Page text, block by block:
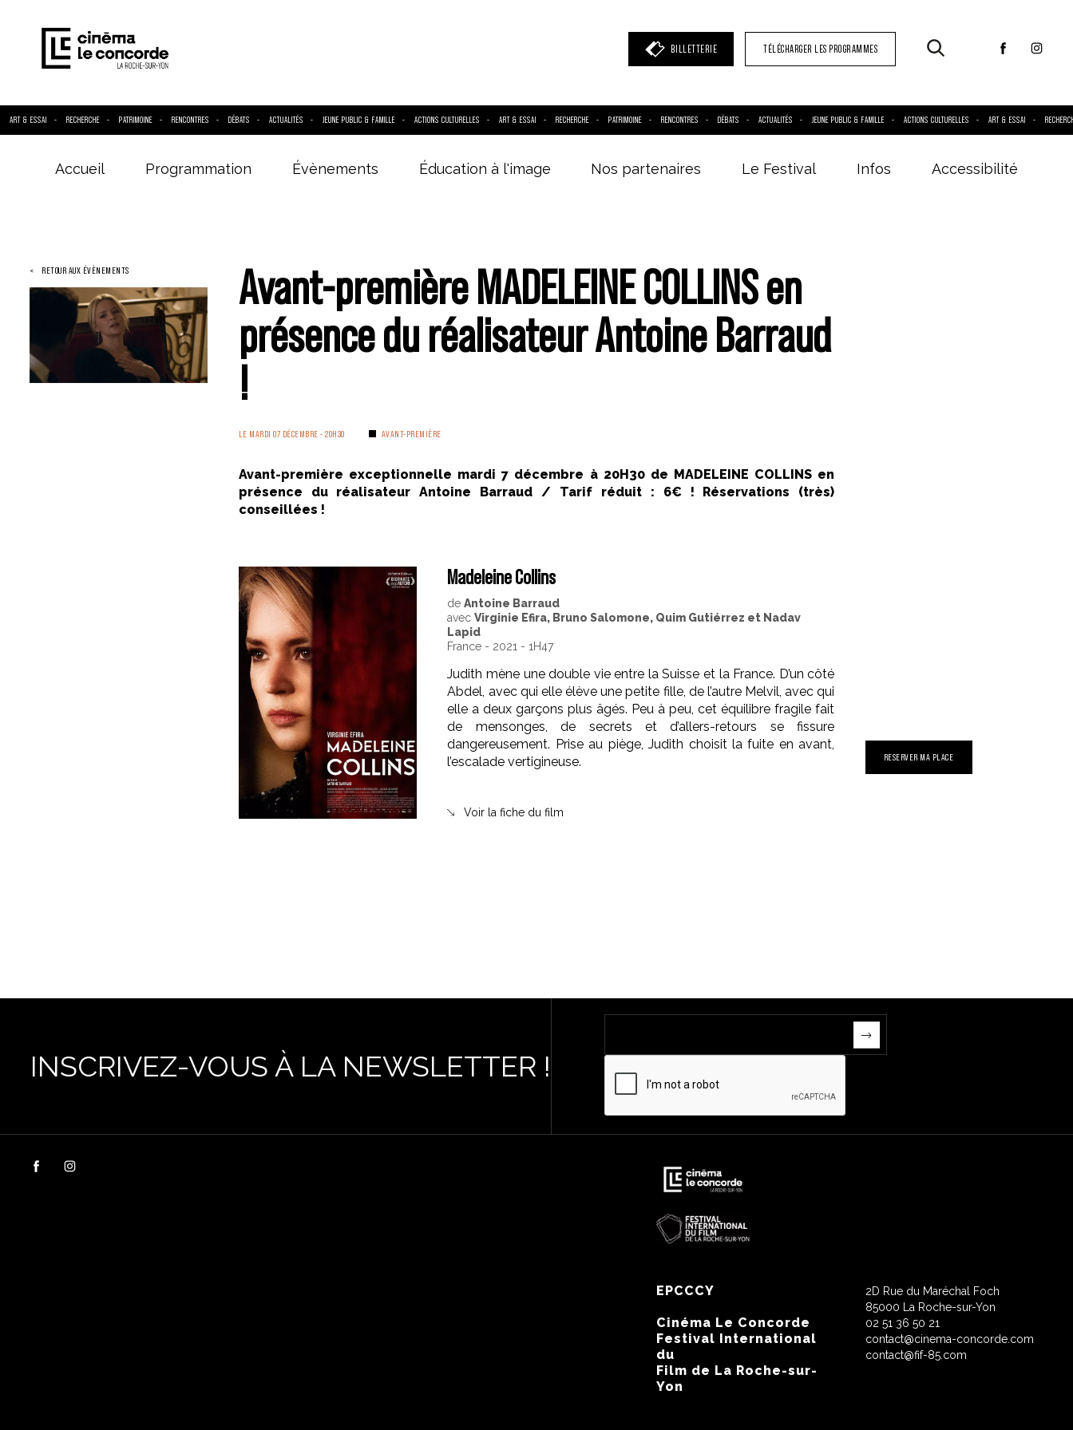
BILLETTERIE TÉLÉCHARGER LES PROGRAMMES
ART & ESSAI RECHERCHE PATRIMOINE RENCONTRES DÉBATS ACTUALITÉS JEUNE PUBLIC & FAMILLE ACTIONS CULTURELLES ART & ESSAI RECHERCHE PATRIMOINE RENCONTRES DÉBATS ACTUALITÉS JEUNE PUBLIC & FAMILLE ACTIONS CULTURELLES ART & ESSAI
Accueil Programmation Évènements Éducation à l'image Nos partenaires Le Festival Infos Accessibilité
RETOUR AUX ÉVÈNEMENTS
Avant-première MADELEINE COLLINS en
présence du réalisateur Antoine Barraud
!
LE MARDI 07 DÉCEMBRE - 20H30 AVANT-PREMIÈRE
Avant-première exceptionnelle mardi 7 décembre à 20H30 de MADELEINE COLLINS en
présence du réalisateur Antoine Barraud / Tarif réduit : 6€ ! Réservations (très)
conseillées !
Madeleine Collins
deAntoine Barraud
avecVirginie Efira, Bruno Salomone, Quim Gutiérrez et Nadav
Lapid
France - 2021 - 1H47
Judith mène une double vie entre la Suisse et la France. D’un côté
Abdel, avec qui elle élève une petite fille, de l’autre Melvil, avec qui
elle a deux garçons plus âgés. Peu à peu, cet équilibre fragile fait
de mensonges, de secrets et d’allers-retours se fissure
dangereusement. Prise au piège, Judith choisit la fuite en avant,
l’escalade vertigineuse.
Voir la fiche du film
RESERVER MA PLACE
INSCRIVEZ-VOUS À LA NEWSLETTER !
EPCCCY
Cinéma Le Concorde
Festival International
du
Film de La Roche-sur-
Yon
2D Rue du Maréchal Foch
85000 La Roche-sur-Yon
02 51 36 50 21
contact@cinema-concorde.com
contact@fif-85.com